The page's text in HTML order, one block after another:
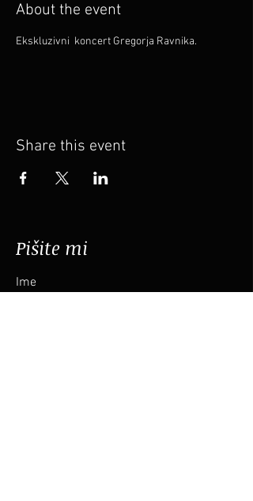
About the event
Ekskluzivni  koncert Gregorja Ravnika.
Share this event
Pišite mi
Ime